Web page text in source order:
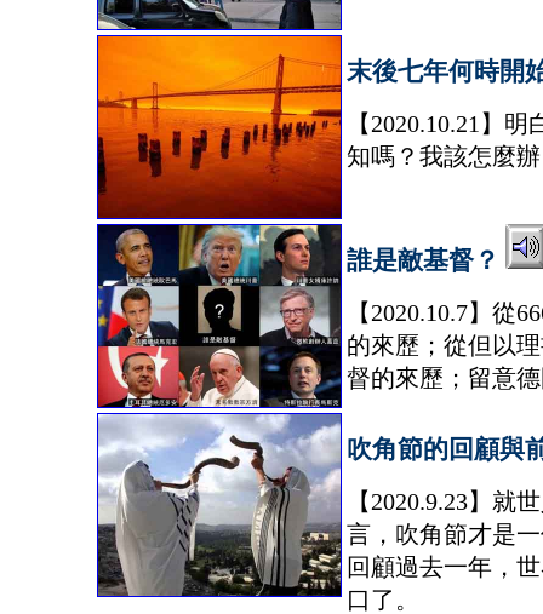
末後七年何時開
【2020.10.21】
知嗎？我該怎麼
誰是敵基督？
【2020.10.7】從
的來歷；從但以
督的來歷；留意
吹角節的回顧與
【2020.9.23】就
言，吹角節才是
回顧過去一年，
口了。